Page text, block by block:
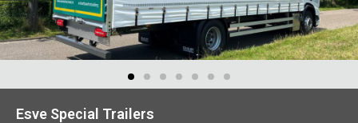
Esve Special Trailers